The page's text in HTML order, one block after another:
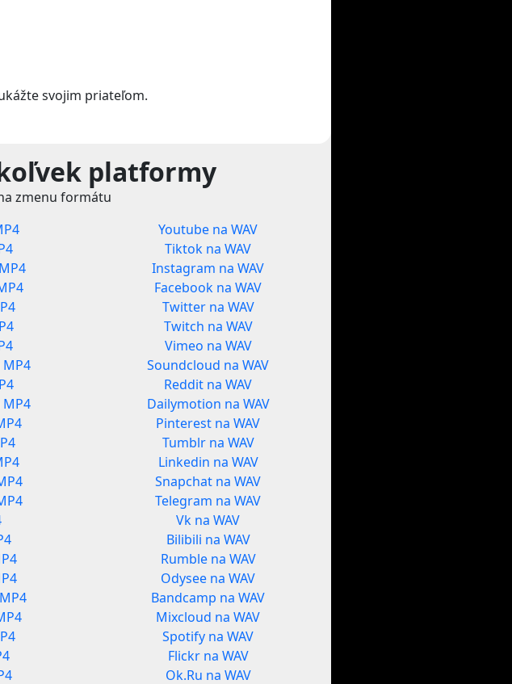
svojim priateľom.
platformy
zmenu formátu
Youtube na WAV
Tiktok na WAV
Instagram na WAV
Facebook na WAV
Twitter na WAV
Twitch na WAV
Vimeo na WAV
Soundcloud na WAV
Reddit na WAV
Dailymotion na WAV
Pinterest na WAV
Tumblr na WAV
Linkedin na WAV
Snapchat na WAV
Telegram na WAV
Vk na WAV
Bilibili na WAV
Rumble na WAV
Odysee na WAV
Bandcamp na WAV
Mixcloud na WAV
Spotify na WAV
Flickr na WAV
Ok.Ru na WAV